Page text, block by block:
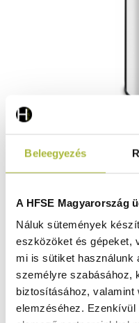
Beleegyezés
A HFSE Magyarország
Náluk sütemények
eszközöket és gépeket,
mi is sütiket használunk
személyre szabásához,
biztosításához, valamint
elemzéséhez.
(